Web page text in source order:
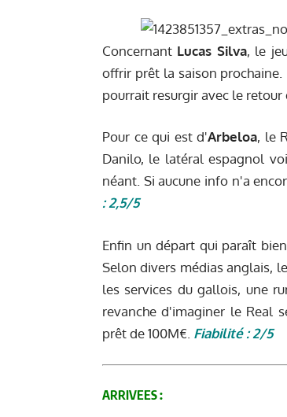
Concernant Lucas Silva, le
offrir prêt la saison
pourrait resurgir avec le retour
Pour ce qui est d'Arbeloa, le
Danilo, le latéral espagnol
néant. Si aucune info n'a
: 2,5/5
Enfin un départ qui paraît
Selon divers médias anglais,
les services du gallois, une
revanche d'imaginer le Real
prêt de 100M€. Fiabilité : 2/5
ARRIVEES :